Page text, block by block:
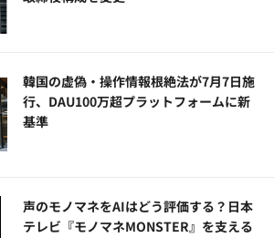
韓国の虚偽・操作情報根絶法が7月7日施
行、DAU100万超プラットフォームに新
基準
声のモノマネをAIはどう評価する？日本
テレビ『モノマネMONSTER』を支える